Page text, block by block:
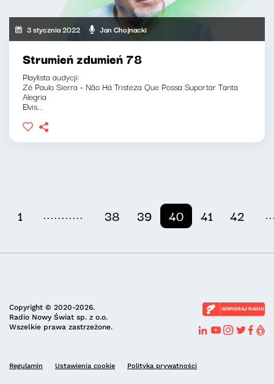
3 stycznia 2022 Jan Chojnacki
Strumień zdumień 78
Playlista audycji:
Zé Paulo Sierra - Não Há Tristeza Que Possa Suportar Tanta
Alegria
Elvis...
1 ........... 38 39 40 41 42
Copyright © 2020-2026.
Radio Nowy Świat sp. z o.o.
Wszelkie prawa zastrzeżone.
WSPIERAJ RADIO
Regulamin Ustawienia cookie Polityka prywatności